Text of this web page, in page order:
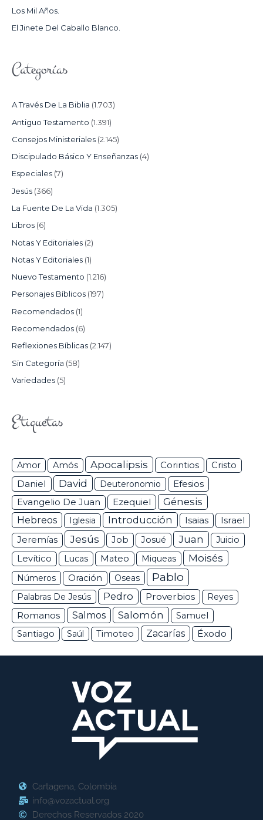
:Los Mil Años.
El Jinete Del Caballo Blanco.
Categorías
A Través De La Biblia (1.703)
Antiguo Testamento (1.391)
Consejos Ministeriales (2.145)
Discipulado Básico Y Enseñanzas (4)
Especiales (7)
Jesús (366)
La Fuente De La Vida (1.305)
Libros (6)
Notas Y Editoriales (2)
Notas Y Editoriales (1)
Nuevo Testamento (1.216)
Personajes Bíblicos (197)
Recomendados (1)
Recomendados (6)
Reflexiones Bíblicas (2.147)
Sin Categoría (58)
Variedades (5)
Etiquetas
Amor Amós Apocalipsis Corintios Cristo
Daniel David Deuteronomio Efesios
Evangelio De Juan Ezequiel
Génesis
Hebreos
Iglesia Introducción Isaias Israel
Jeremías Jesús Job Josué Juan
Juicio
Levítico
Lucas Mateo Miqueas Moisés
Números Oración Oseas Pablo
Palabras De Jesús Pedro Proverbios Reyes
Romanos Salmos Salomón
Samuel
Santiago
Saúl Timoteo Zacarías Éxodo
Cartagena, Colombia
info@vozactual.org
Derechos Reservados 2020